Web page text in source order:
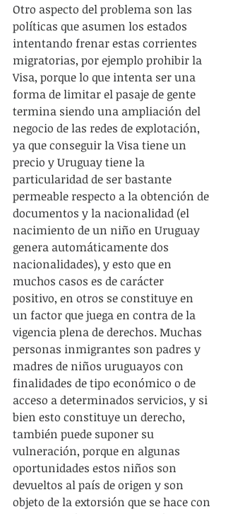
Otro aspecto del problema son las
políticas que asumen los estados
intentando frenar estas corrientes
migratorias, por ejemplo prohibir la
Visa, porque lo que intenta ser una
forma de limitar el pasaje de gente
termina siendo una ampliación del
negocio de las redes de explotación,
ya que conseguir la Visa tiene un
precio y Uruguay tiene la
particularidad de ser bastante
permeable respecto a la obtención de
documentos y la nacionalidad (el
nacimiento de un niño en Uruguay
genera automáticamente dos
nacionalidades), y esto que en
muchos casos es de carácter
positivo, en otros se constituye en
un factor que juega en contra de la
vigencia plena de derechos. Muchas
personas inmigrantes son padres y
madres de niños uruguayos con
finalidades de tipo económico o de
acceso a determinados servicios, y si
bien esto constituye un derecho,
también puede suponer su
vulneración, porque en algunas
oportunidades estos niños son
devueltos al país de origen y son
objeto de la extorsión que se hace con